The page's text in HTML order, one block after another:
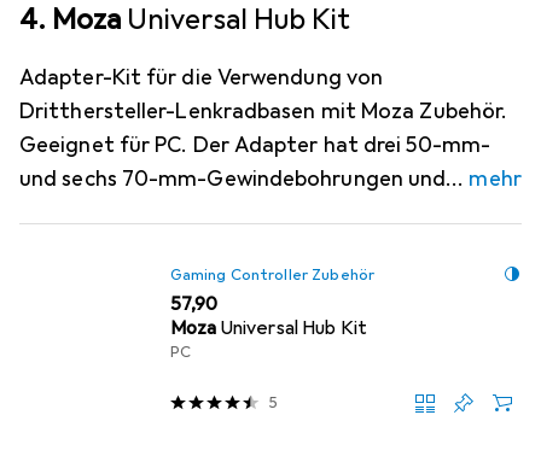
4. Moza Universal Hub Kit
Adapter-Kit für die Verwendung von
Dritthersteller-Lenkradbasen mit Moza Zubehör.
Geeignet für PC. Der Adapter hat drei 50-mm-
und sechs 70-mm-Gewindebohrungen und
mehr
Gaming Controller Zubehör
EUR
57,90
Moza Universal Hub Kit
PC
5